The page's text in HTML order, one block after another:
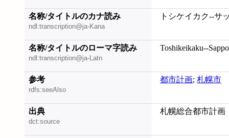
名称/タイトルのカナ読み
ndl:transcription@ja-Kana
トシケイカク--サ
名称/タイトルのローマ字読み
ndl:transcription@ja-Latn
Toshikeikaku--
参考
rdfs:seeAlso
都市計画; 札幌市
出典
dct:source
札幌総合都市計画